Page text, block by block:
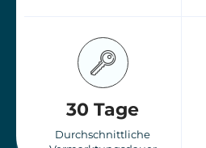
30 Tage
Durchschnittliche